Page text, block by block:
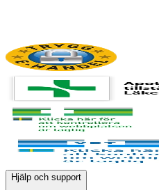
Hjälp och support